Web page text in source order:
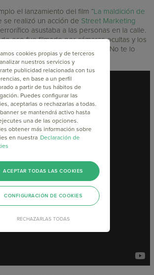
el lanzamiento del film “La maldición de
se realizó un acción de Street Marketing
asustaba a las personas en la calle.
eso fue filmado por cámaras ocultas y los
en las redes antes del estreno. ¡No te lo
cookies propias y de terceros
nuestros servicios y
publicidad relacionada con tus
en base a un perfil
a partir de tus hábitos de
Puedes configurar las
aceptarlas o rechazarlas a todas.
se mantendrá activo hasta
una de las opciones.
obtener más información sobre
en nuestra Declaración de
RECHAZARLAS TODAS
ACEPTAR TODAS LAS COOKIES
CONFIGURACIÓN DE COOKIES